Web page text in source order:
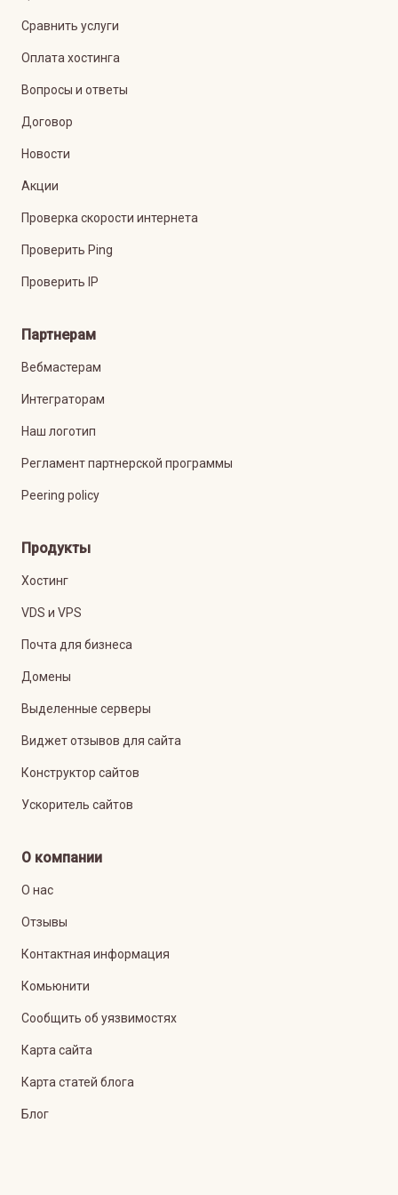
Сравнить услуги
Оплата хостинга
Вопросы и ответы
Договор
Новости
Акции
Проверка скорости интернета
Проверить Ping
Проверить IP
Партнерам
Вебмастерам
Интеграторам
Наш логотип
Регламент партнерской программы
Peering policy
Продукты
Хостинг
VDS и VPS
Почта для бизнеса
Домены
Выделенные серверы
Виджет отзывов для сайта
Конструктор сайтов
Ускоритель сайтов
О компании
О нас
Отзывы
Контактная информация
Комьюнити
Сообщить об уязвимостях
Карта сайта
Карта статей блога
Блог